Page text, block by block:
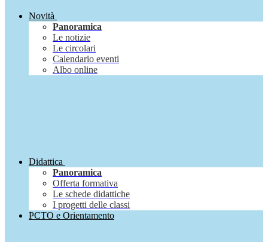
Novità
Panoramica
Le notizie
Le circolari
Calendario eventi
Albo online
Didattica
Panoramica
Offerta formativa
Le schede didattiche
I progetti delle classi
PCTO e Orientamento